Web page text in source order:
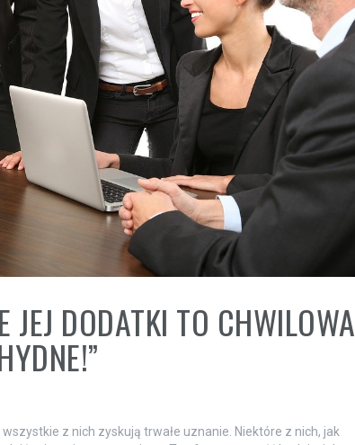
JEJ DODATKI TO CHWILOWA
z nich zyskują trwałe uznanie. Niektóre z nich, jak